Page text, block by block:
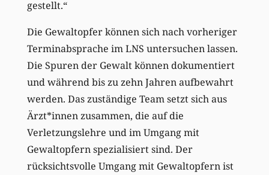
gestellt.“
Die Gewaltopfer können sich nach vorheriger
Terminabsprache im LNS untersuchen lassen.
Die Spuren der Gewalt können dokumentiert
und während bis zu zehn Jahren aufbewahrt
werden. Das zuständige Team setzt sich aus
Ärzt*innen zusammen, die auf die
Verletzungslehre und im Umgang mit
Gewaltopfern spezialisiert sind. Der
rücksichtsvolle Umgang mit Gewaltopfern ist